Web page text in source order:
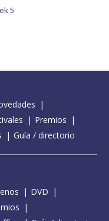
5
Premios
Guía / directorio
DVD